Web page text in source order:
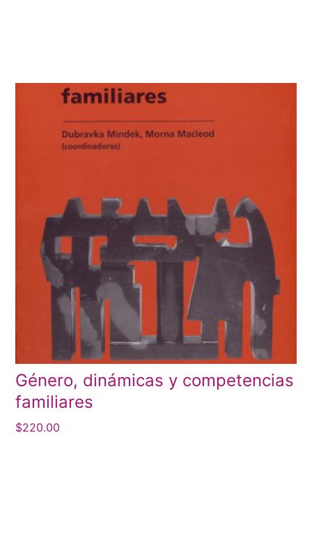
Género, dinámicas y competencias
familiares
$220.00